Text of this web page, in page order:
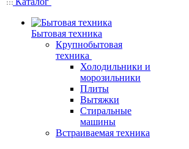
Бытовая техника
Крупнобытовая
техника
Холодильники и
морозильники
Плиты
Вытяжки
Стиральные
машины
Встраиваемая техника